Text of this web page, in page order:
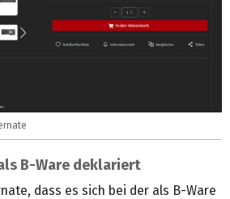
B-Ware deklariert
dass es sich bei der als B-Ware